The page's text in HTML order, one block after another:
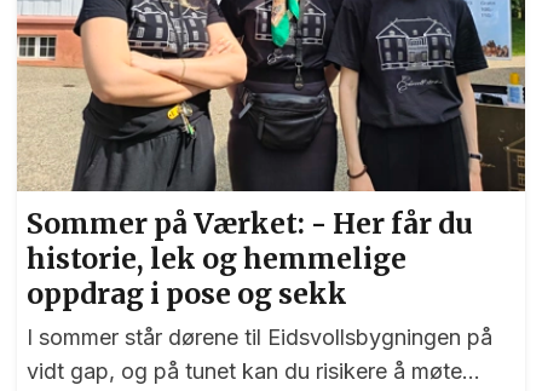
Sommer på Værket: - Her får du
historie, lek og hemmelige
oppdrag i pose og sekk
I sommer står dørene til Eidsvollsbygningen på
vidt gap, og på tunet kan du risikere å møte